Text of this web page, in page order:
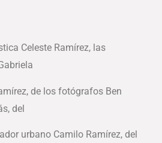
Celeste Ramírez, las
de los fotógrafos Ben
del
urbano Camilo Ramírez, del